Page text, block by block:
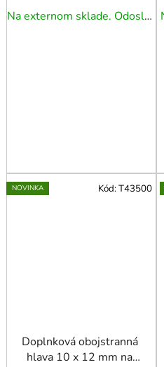
Na externom sklade. Odoslanie 3 - 5 prac. dní.
NOVINKA
Doplnková obojstranná
hlava 10 x 12 mm na
Kód:T43500